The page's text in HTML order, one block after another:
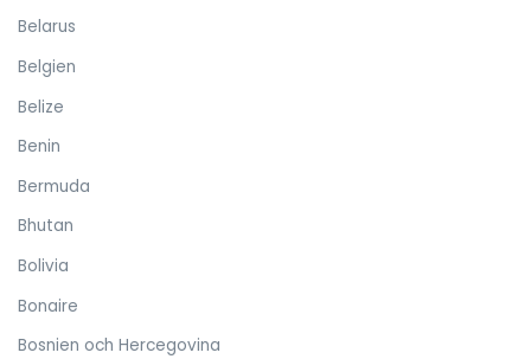
Belarus
Belgien
Belize
Benin
Bermuda
Bhutan
Bolivia
Bonaire
Bosnien och Hercegovina